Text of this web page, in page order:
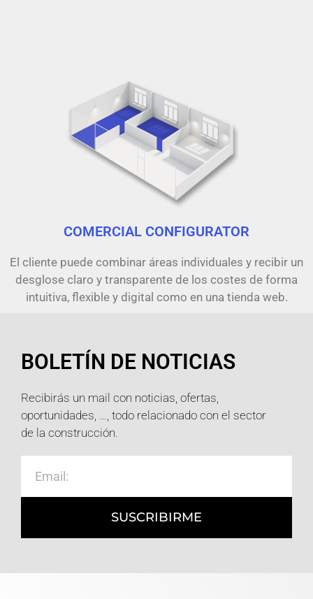
COMERCIAL CONFIGURATOR
El cliente puede combinar áreas individuales y recibir un
desglose claro y transparente de los costes de forma
intuitiva, flexible y digital como en una tienda web.
BOLETÍN DE NOTICIAS
Recibirás un mail con noticias, ofertas,
oportunidades, …, todo relacionado con el sector
de la construcción.
SUSCRIBIRME